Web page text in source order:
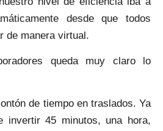
desde que todos
de manera virtual.
queda muy claro lo
de tiempo en traslados. Ya
invertir 45 minutos, una hora,